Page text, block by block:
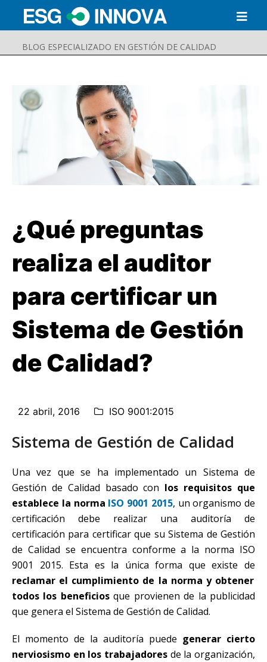
BLOG ESPECIALIZADO EN GESTIÓN DE CALIDAD
Buscar Enviar
¿Qué preguntas
realiza el auditor
para certificar un
Sistema de Gestión
de Calidad?
22 abril, 2016 ISO 9001:2015
Sistema de Gestión de Calidad
Una vez que se ha implementado un Sistema de
Gestión de Calidad basado con los requisitos que
establece la norma ISO 9001 2015, un organismo de
certificación debe realizar una auditoría de
certificación para certificar que su Sistema de Gestión
de Calidad se encuentra conforme a la norma ISO
9001 2015. Esta es la única forma que existe de
reclamar el cumplimiento de la norma y obtener
todos los beneficiosque provienen de la publicidad
que genera el Sistema de Gestión de Calidad.
El momento de la auditoría puede generar cierto
nerviosismo en los trabajadores de la organización,